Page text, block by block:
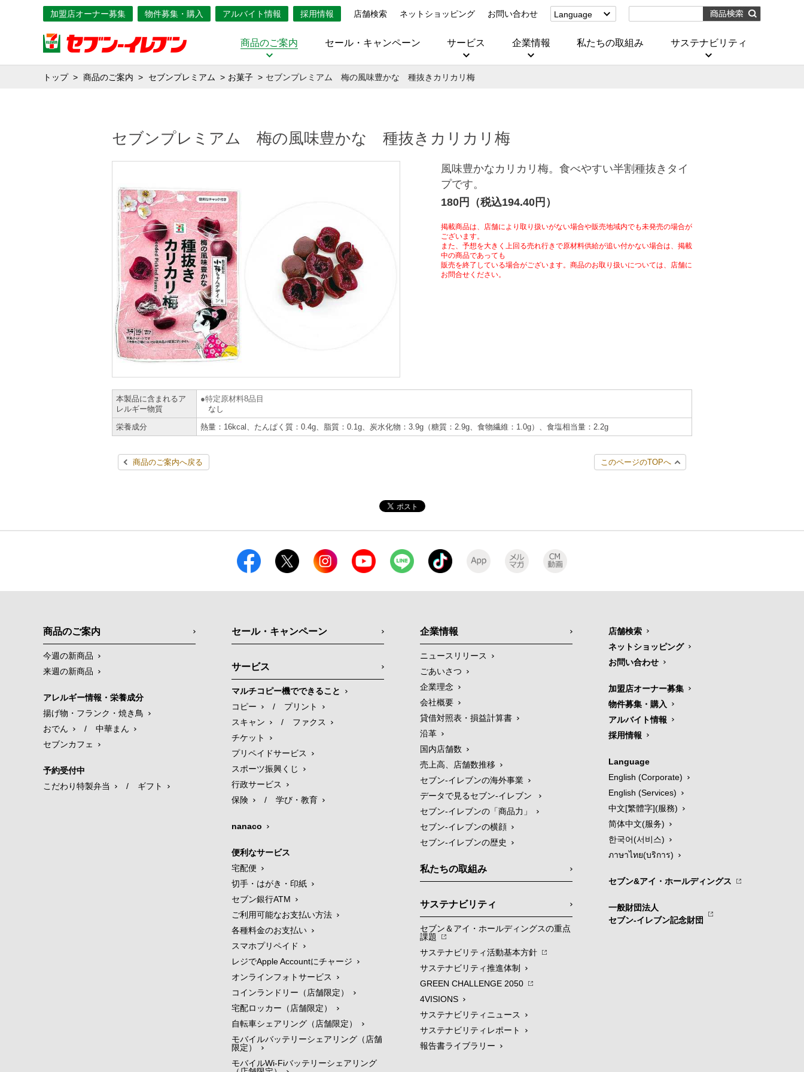
加盟店オーナー募集 物件募集・購入 アルバイト情報 採用情報 店舗検索 ネットショッピング お問い合わせ
Language
(Corporate)
商品のご案内 セール・キャンペーン サービス 企業情報 私たちの取組み サステナビリティ
トップ 商品のご案内 セブンプレミアム お菓子 セブンプレミアム 梅の風味豊かな 種抜きカリカリ梅
セブンプレミアム 梅の風味豊かな 種抜きカリカリ梅
風味豊かなカリカリ梅。食べやすい半割種抜きタイ
プです。
180円（税込194.40円）
掲載商品は、店舗により取り扱いがない場合や販売地域内でも未発売の場合が
ございます。
また、予想を大きく上回る売れ行きで原材料供給が追い付かない場合は、掲載
中の商品であっても
販売を終了している場合がございます。商品のお取り扱いについては、店舗に
お問合せください。
本製品に含まれるア
レルギー物質
特定原材料8品目
なし
栄養成分
熱量：16kcal、たんぱく質：0.4g、脂質：0.1g、炭水化物：3.9g（糖質：2.9g、食物繊維：1.0g）、食塩相当量：2.2g
商品のご案内へ戻る このページのTOPへ
商品のご案内
今週の新商品
来週の新商品
アレルギー情報・栄養成分
揚げ物・フランク・焼き鳥
おでん
/
中華まん
セブンカフェ
予約受付中
こだわり特製弁当
/ ギフト
セール・キャンペーン
サービス
マルチコピー機でできること
コピー
/
プリント
スキャン
/
ファクス
チケット
プリペイドサービス
スポーツ振興くじ
行政サービス
保険
/ 学び・教育
nanaco
便利なサービス
宅配便
切手・はがき・印紙
セブン銀行ATM
ご利用可能なお支払い方法
各種料金のお支払い
スマホプリペイド
レジでApple Accountにチャージ
オンラインフォトサービス
コインランドリー（店舗限定）
宅配ロッカー（店舗限定）
自転車シェアリング（店舗限定）
モバイルバッテリーシェアリング（店舗
限定）
モバイルWi-Fiバッテリーシェアリング
企業情報
ニュースリリース
ごあいさつ
企業理念
会社概要
貸借対照表・損益計算書
沿革
国内店舗数
売上高、店舗数推移
セブン‐イレブンの海外事業
データで見るセブン‐イレブン
セブン‐イレブンの「商品力」
セブン-イレブンの横顔
セブン-イレブンの歴史
私たちの取組み
サステナビリティ
セブン＆アイ・ホールディングスの重点
課題
サステナビリティ活動基本方針
サステナビリティ推進体制
GREEN CHALLENGE 2050
4VISIONS
サステナビリティニュース
サステナビリティレポート
報告書ライブラリー
店舗検索
ネットショッピング
お問い合わせ
加盟店オーナー募集
物件募集・購入
アルバイト情報
採用情報
Language
English (Corporate)
English (Services)
中文[繁體字](服務)
简体中文(服务)
한국어(서비스)
ภาษาไทย(บริการ)
セブン&アイ・ホールディングス
一般財団法人
セブン-イレブン記念財団